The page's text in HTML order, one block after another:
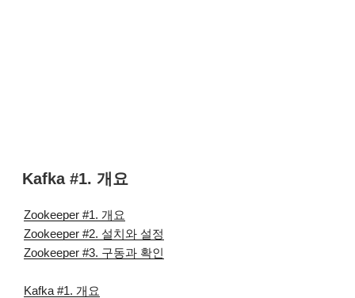
Kafka #1. 개요
Zookeeper #1. 개요
Zookeeper #2. 설치와 설정
Zookeeper #3. 구동과 확인
Kafka #1. 개요